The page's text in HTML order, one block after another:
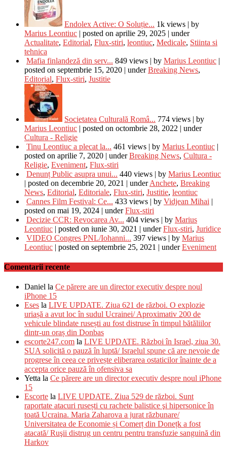
Endolex Active: O Soluție... 1k views | by
Marius Leontiuc | posted on aprilie 29, 2025 | under
Actualitate, Editorial, Flux-stiri, leontiuc, Medicale, Stiinta si
tehnica
Mafia finlandeză din serv... 849 views | by Marius Leontiuc |
posted on septembrie 15, 2020 | underBreaking News,
Editorial, Flux-stiri, Justitie
Societatea Culturală Româ... 774 views | by
Marius Leontiuc | posted on octombrie 28, 2022 | under
Cultura - Religie
Tinu Leontiuc a plecat la... 461 views | by Marius Leontiuc |
posted on aprilie 7, 2020 | underBreaking News, Cultura -
Religie, Eveniment, Flux-stiri
Denunț Public asupra unui... 440 views | by Marius Leontiuc
| posted on decembrie 20, 2021 | underAnchete, Breaking
News, Editorial, Editoriale, Flux-stiri, Justitie, leontiuc
Cannes Film Festival: Ce... 433 views | by Vidjean Mihai |
posted on mai 19, 2024 | underFlux-stiri
Decizie CCR: Revocarea Av... 404 views | by Marius
Leontiuc | posted on iunie 30, 2021 | underFlux-stiri, Juridice
VIDEO Congres PNL/Iohanni... 397 views | by Marius
Leontiuc | posted on septembrie 25, 2021 | underEveniment
Comentarii recente
Daniel la Ce părere are un director executiv despre noul
iPhone 15
Eses la LIVE UPDATE. Ziua 621 de război. O explozie
uriașă a avut loc în sudul Ucrainei/ Aproximativ 200 de
vehicule blindate rusești au fost distruse în timpul bătăliilor
dintr-un oraș din Donbas
escorte247.com la LIVE UPDATE. Război în Israel, ziua 30.
SUA solicită o pauză în luptă/ Israelul spune că are nevoie de
progrese în ceea ce privește eliberarea ostaticilor înainte de a
accepta orice pauză în ofensiva sa
Yetta la Ce părere are un director executiv despre noul iPhone
15
Escorte la LIVE UPDATE. Ziua 529 de război. Sunt
raportate atacuri rusești cu rachete balistice şi hipersonice în
toată Ucraina. Maria Zaharova a jurat răzbunare/
Universitatea de Economie și Comerț din Donețk a fost
atacată/ Ruşii distrug un centru pentru transfuzie sanguină din
Harkov